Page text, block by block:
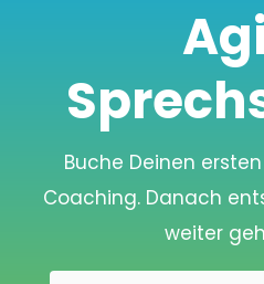
Buche Deinen
Coaching. Danach
weiter